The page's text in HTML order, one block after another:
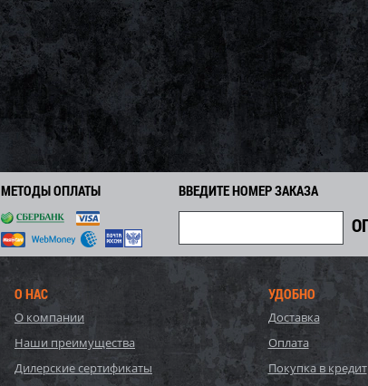
МЕТОДЫ ОПЛАТЫ ВВЕДИТЕ НОМЕР ЗАКАЗА
О НАС
О компании
Наши преимущества
Дилерские сертификаты
УДОБНО
Доставка
Оплата
Покупка в кредит